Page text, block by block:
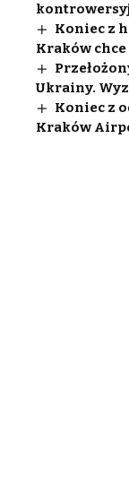
Koniec z
Kraków
Ukrainy.
Koniec z
Kraków